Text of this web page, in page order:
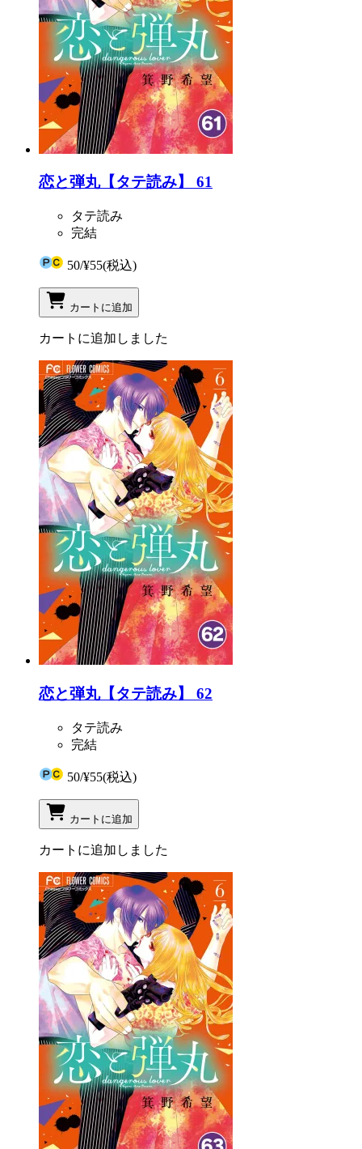
恋と弾丸【タテ読み】 61
タテ読み
完結
50/¥55(税込)
カートに追加
カートに追加しました
恋と弾丸【タテ読み】 62
タテ読み
完結
50/¥55(税込)
カートに追加
カートに追加しました